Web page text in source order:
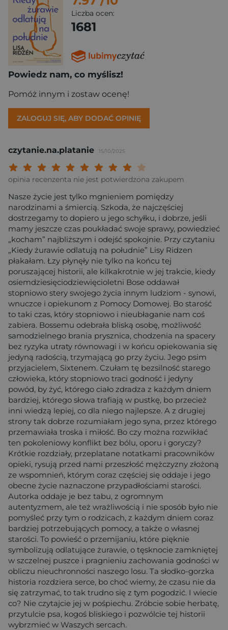
Liczba ocen:
1681
Powiedz nam, co myślisz!
Pomóż innym i zostaw ocenę!
ZALOGUJ SIĘ, ABY DODAĆ OPINIĘ
czytanie.na.platanie 15/10/2025
Twoja ocena:
Twoja ocena: Wybitna 9/
Twoja ocena: Rewelacyjna 8/
Twoja ocena: Bardzo dobra 7/10"
Twoja ocena: Dobra 6/10"
Twoja ocena: Przeciętna 5/10"
Twoja ocena: Może być 4/10"
Twoja ocena: Słaba 3/10"
Twoja ocena: Bardzo słaba 2/10"
Twoja ocena: Beznadziejna 1/10"
opinia recenzenta nie jest potwierdzona zakupem
Nasze życie jest tylko mgnieniem pomiędzy
narodzinami a śmiercią. Szkoda, że najczęściej
dostrzegamy to dopiero u jego schyłku, i dobrze, jeśli
mamy jeszcze czas poukładać swoje sprawy, powiedzieć
„kocham” najbliższym i odejść spokojnie. Przy czytaniu
„Kiedy żurawie odlatują na południe” Lisy Ridzen
płakałam. Łzy płynęły nie tylko na końcu tej
poruszającej historii, ale kilkakrotnie w jej trakcie, kiedy
osiemdziesięciodziewięcioletni Bose oddawał
stopniowo stery swojego życia innym ludziom - synowi,
wnuczce i opiekunom z Pomocy Domowej. Bo starość
to taki czas, który stopniowo i nieubłaganie nam coś
zabiera. Bossemu odebrała bliską osobę, możliwość
samodzielnego brania prysznica, chodzenia na spacery
bez ryzyka utraty równowagi i w końcu opiekowania się
jedyną radością, trzymającą go przy życiu. Jego psim
przyjacielem, Sixtenem. Czułam tę bezsilność starego
człowieka, który stopniowo traci godność i jedyny
powód, by żyć, którego ciało zdradza z każdym dniem
bardziej, którego słowa trafiają w pustkę, bo przecież
inni wiedzą lepiej, co dla niego najlepsze. A z drugiej
strony tak dobrze rozumiałam jego syna, przez którego
przemawiała troska i miłość. Bo czy można rozwikłać
ten pokoleniowy konflikt bez bólu, oporu i goryczy?
Krótkie rozdziały, przeplatane notatkami pracowników
opieki, rysują przed nami przeszłość mężczyzny złożoną
ze wspomnień, którym coraz częściej się oddaje i jego
obecne życie naznaczone przypadłościami starości.
Autorka oddaje je bez tabu, z ogromnym
autentyzmem, ale też wrażliwością i nie sposób było nie
pomyśleć przy tym o rodzicach, z każdym dniem coraz
bardziej potrzebujących pomocy, a także o własnej
starości. To powieść o przemijaniu, które pięknie
symbolizują odlatujące żurawie, o tęsknocie zamkniętej
w szczelnej puszce i pragnieniu zachowania godności w
obliczu nieuchronności naszego losu. Ta słodko-gorzka
historia rozdziera serce, bo choć wiemy, że czasu nie da
się zatrzymać, to tak trudno się z tym pogodzić. I wiecie
co? Nie czytajcie jej w pośpiechu. Zróbcie sobie herbatę,
przytulcie psa, kogoś bliskiego i pozwólcie tej historii
wybrzmieć w Waszych sercach.